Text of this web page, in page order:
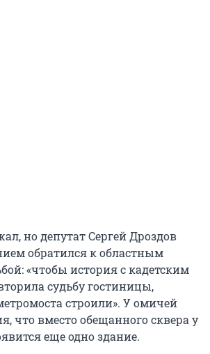
но депутат Сергей Дроздов
обратился к областным
«чтобы история с кадетским
судьбу гостиницы,
строили». У омичей
что вместо обещанного сквера у
еще одно здание.